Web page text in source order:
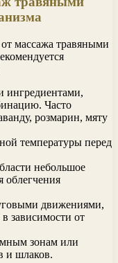
массажа травяными
ингредиентами,
Часто
розмарин, мяту
температуры перед
небольшое
облегчения
движениями,
зависимости от
зонам или
и шлаков.